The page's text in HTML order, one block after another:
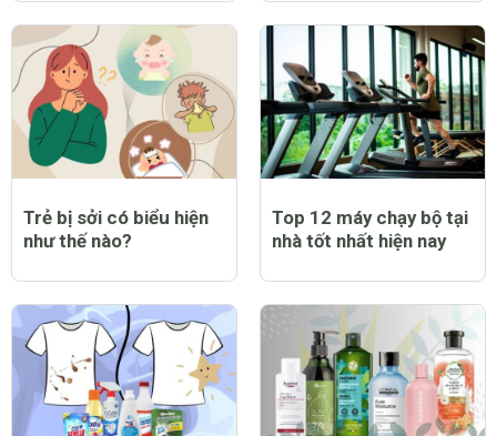
Top 9 bạt trùm xe máy
chống nắng mưa tốt
nhất hiện nay
Top 12 nước hoa nam
thơm lâu tốt nhất hiện
nay
Trẻ bị sởi có biểu hiện
như thế nào?
Top 12 máy chạy bộ tại
nhà tốt nhất hiện nay